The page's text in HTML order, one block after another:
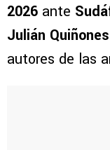
2026 ante
Julián Quiñones
autores de las